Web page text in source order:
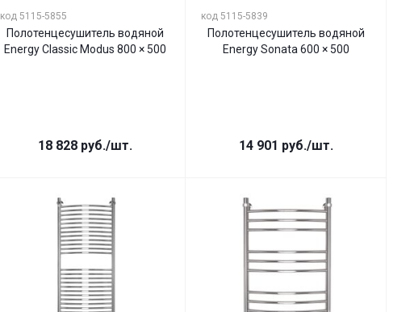
код 5115-5855
Полотенцесушитель водяной
Energy Classic Modus 800 × 500
18 828 руб./шт.
код 5115-5839
Полотенцесушитель водяной
Energy Sonata 600 × 500
14 901 руб./шт.